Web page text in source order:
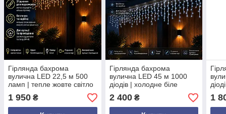
Гірлянда бахрома
вулична LED 22,5 м 500
ламп | тепле жовте світло
з Flash ефектом | білий
провід | 220 В
1 950 ₴
Гірлянда бахрома
вулична LED 45 м 1000
діодів | холодне біле
світло FLASH | IP65 | білий
провід
2 400₴ 1